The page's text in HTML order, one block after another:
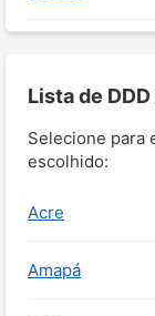
Lista de
Selecione para
escolhido:
Acre
Amapá